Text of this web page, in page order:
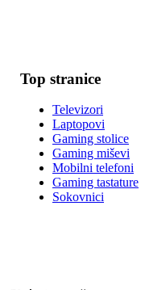
Top stranice
Televizori
Laptopovi
Gaming stolice
Gaming miševi
Mobilni telefoni
Gaming tastature
Sokovnici